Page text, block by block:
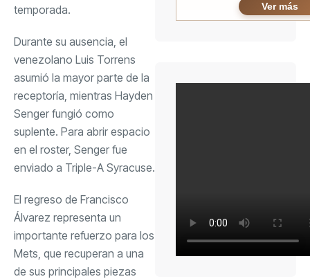
temporada.
Durante su ausencia, el
venezolano Luis Torrens
asumió la mayor parte de la
receptoría, mientras Hayden
Senger fungió como
suplente. Para abrir espacio
en el roster, Senger fue
enviado a Triple-A Syracuse.
El regreso de Francisco
Álvarez representa un
importante refuerzo para los
Mets, que recuperan a una
de sus principales piezas
Ver más